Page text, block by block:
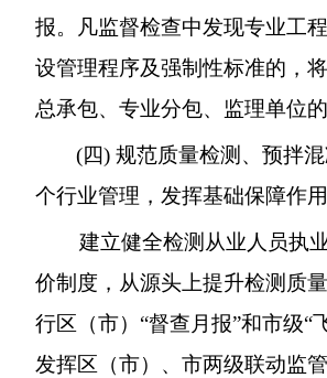
报。凡监督检查中发现专业工
设管理程序及强制性标准的，
总承包、专业分包、监理单位的
(四) 规范质量检测、预拌
个行业管理，发挥基础保障作用
建立健全检测从业人员执
价制度，从源头上提升检测质
行区（市）“督查月报”和市级“
发挥区（市）、市两级联动监